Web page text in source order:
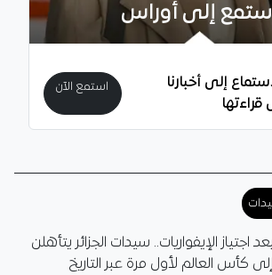
إلى أوراس
إلى أخبارنا
استمع الآن
بعد اجتياز الإيفواريات.. سيدات الجزائر يتأهلن
إلى كأس العالم لأول مرة عبر التاريخ